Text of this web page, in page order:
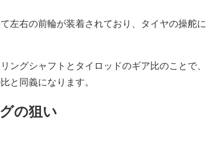
左右の前輪が装着されており、タイヤの操舵に
ングシャフトとタイロッドのギア比のことで、
と同義になります。
の狙い